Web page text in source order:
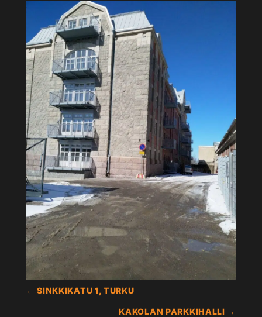
←SINKKIKATU 1, TURKU
KAKOLAN PARKKIHALLI →